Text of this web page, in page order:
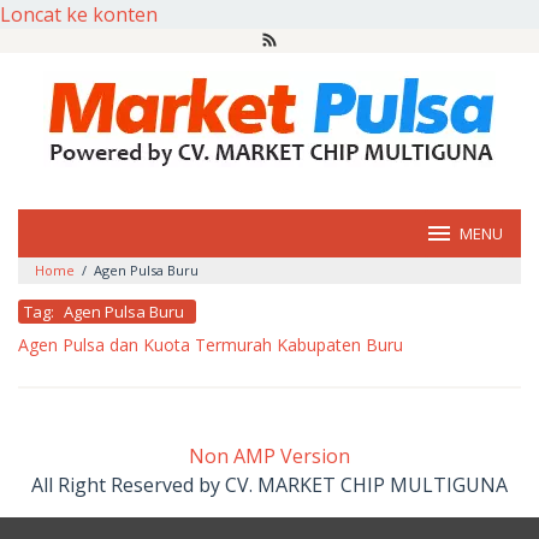
Loncat ke konten
MENU
Home / Agen Pulsa Buru
Tag: Agen Pulsa Buru
Agen Pulsa dan Kuota Termurah Kabupaten Buru
Non AMP Version
All Right Reserved by CV. MARKET CHIP MULTIGUNA